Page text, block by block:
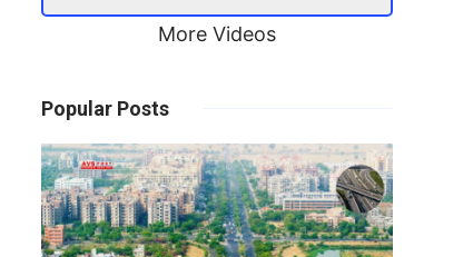
More Videos
Popular Posts